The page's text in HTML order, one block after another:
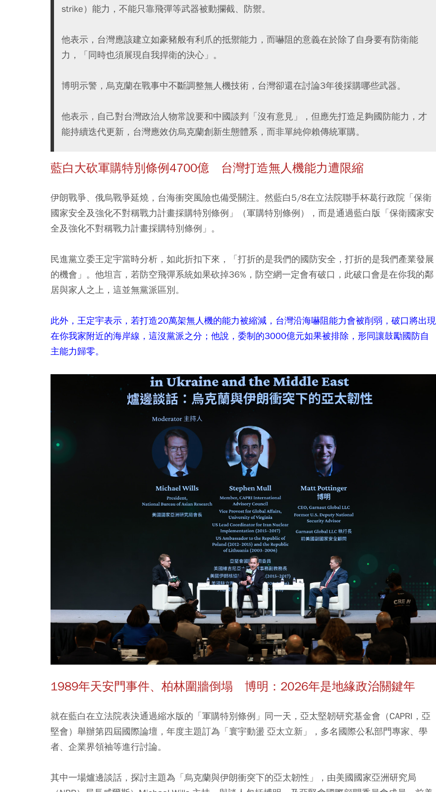
strike）能力，不能只靠飛彈等武器被動攔截、防禦。
他表示，台灣應該建立如豪豬般有利爪的抵禦能力，而嚇阻的意義在於除了自身要有防衛能
力，「同時也須展現自我捍衛的決心」。
博明示警，烏克蘭在戰事中不斷調整無人機技術，台灣卻還在討論3年後採購哪些武器。
他表示，自己對台灣政治人物常說要和中國談判「沒有意見」，但應先打造足夠國防能力，才
能持續迭代更新，台灣應效仿烏克蘭創新生態體系，而非單純仰賴傳統軍購。
藍白大砍軍購特別條例4700億 台灣打造無人機能力遭限縮
伊朗戰爭、俄烏戰爭延燒，台海衝突風險也備受關注。然藍白5/8在立法院聯手杯葛行政院「保衛
國家安全及強化不對稱戰力計畫採購特別條例」（軍購特別條例），而是通過藍白版「保衛國家安
全及強化不對稱戰力計畫採購特別條例」。
民進黨立委王定宇當時分析，如此折扣下來，「打折的是我們的國防安全，打折的是我們產業發展
的機會」。他坦言，若防空飛彈系統如果砍掉36%，防空網一定會有破口，此破口會是在你我的鄰
居與家人之上，這並無黨派區別。
此外，王定宇表示，若打造20萬架無人機的能力被縮減，台灣沿海嚇阻能力會被削弱，破口將出現
在你我家附近的海岸線，這沒黨派之分；他說，委制的3000億元如果被排除，形同讓鼓勵國防自
主能力歸零。
1989年天安門事件、柏林圍牆倒塌 博明：2026年是地緣政治關鍵年
就在藍白在立法院表決通過縮水版的「軍購特別條例」同一天，亞太堅韌研究基金會（CAPRI，亞
堅會）舉辦第四屆國際論壇，年度主題訂為「寰宇動盪 亞太立新」，多名國際公私部門專家、學
者、企業界領袖等進行討論。
其中一場爐邊談話，探討主題為「烏克蘭與伊朗衝突下的亞太韌性」，由美國國家亞洲研究局